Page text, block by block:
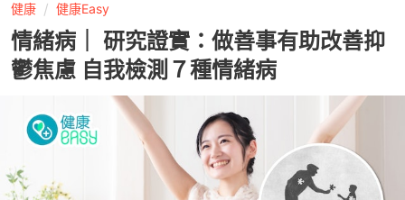
健康 健康Easy
情緒病｜ 研究證實：做善事有助改善抑
鬱焦慮 自我檢測７種情緒病